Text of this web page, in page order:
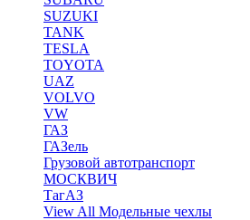
SUZUKI
TANK
TESLA
TOYOTA
UAZ
VOLVO
VW
ГАЗ
ГАЗель
Грузовой автотранспорт
МОСКВИЧ
ТагАЗ
View All Модельные чехлы